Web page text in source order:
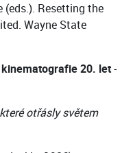
(eds.). Resetting the
Wayne State
20. let-
otřásly světem